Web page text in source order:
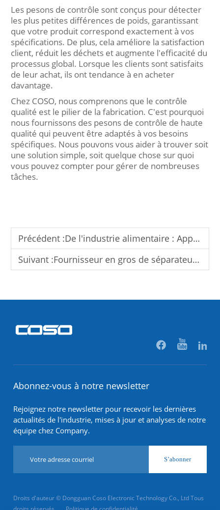
Les pesons de contrôle sont conçus pour détecter
les plus petites différences de poids, garantissant
que votre produit correspond exactement à vos
spécifications. De plus, cela améliore la satisfaction
client, réduit les déchets et augmente l'efficacité du
processus global. Lorsque les clients sont satisfaits
de leur achat, ils ont tendance à en acheter
davantage.
Chez COSO, nous comprenons que le contrôle
qualité est le pilier de la fabrication. C'est pourquoi
nous fournissons des pesons de contrôle de haute
qualité qui peuvent être adaptés à vos besoins
spécifiques. Nous pouvons vous aider à trouver soit
une solution simple, soit quelque chose sur quoi
vous pouvez compter pour gérer de nombreuses
tâches.
Précédent :De l'industrie alimentaire : Applications multi-domaines et perspectives du peseur de contrôle
Suivant :Fournisseur en gros de séparateurs de métaux pour garantir la pureté et réduire les contaminants
Abonnez-vous à notre newsletter
Rejoignez notre newsletter pour recevoir les dernières
actualités de l'industrie, mises à jour et analyses de notre
équipe chez Company.
S’abonner
Droits d'auteur © Dongguan Coso Electronic Technology Co., Ltd Tous